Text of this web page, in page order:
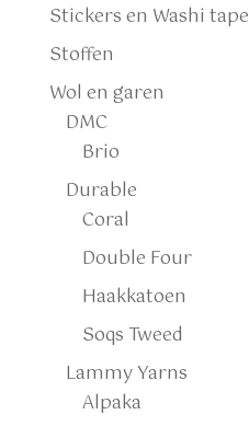
Stickers en Washi tape
Stoffen
Wol en garen
DMC
Brio
Durable
Coral
Double Four
Haakkatoen
Soqs Tweed
Lammy Yarns
Alpaka